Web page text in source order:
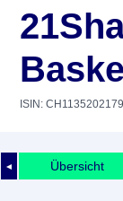
ISIN: CH1135202179
◄ Übersicht